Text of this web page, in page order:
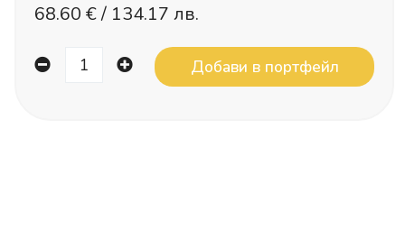
68.60 € / 134.17 лв.